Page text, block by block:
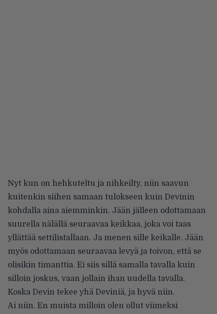
Nyt kun on hehkuteltu ja nihkeilty, niin saavun
kuitenkin siihen samaan tulokseen kuin Devinin
kohdalla aina aiemminkin. Jään jälleen odottamaan
suurella nälällä seuraavaa keikkaa, joka voi taas
yllättää settilistallaan. Ja menen sille keikalle. Jään
myös odottamaan seuraavaa levyä ja toivon, että se
olisikin timanttia. Ei siis sillä samalla tavalla kuin
silloin joskus, vaan jollain ihan uudella tavalla.
Koska Devin tekee yhä Deviniä, ja hyvä niin.
Ai niin. En muista milloin olen ollut viimeksi